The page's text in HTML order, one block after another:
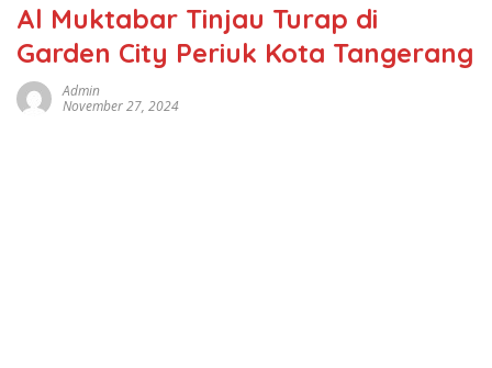
Al Muktabar Tinjau Turap di
Garden City Periuk Kota Tangerang
Admin
November 27, 2024